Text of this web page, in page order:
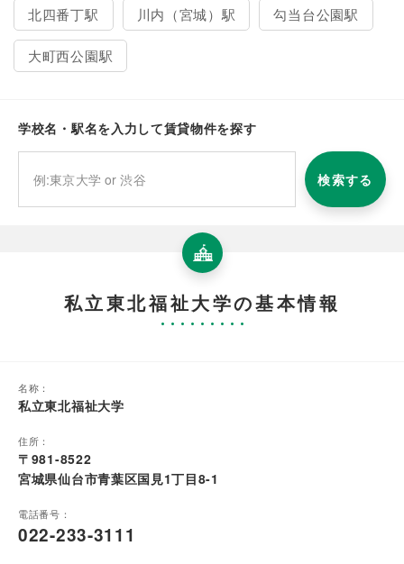
北四番丁駅 川内（宮城）駅 勾当台公園駅
大町西公園駅
学校名・駅名を入力して賃貸物件を探す
検索する
私立東北福祉大学の基本情報
名称：
私立東北福祉大学
住所：
〒981-8522
宮城県仙台市青葉区国見1丁目8-1
電話番号：
022-233-3111